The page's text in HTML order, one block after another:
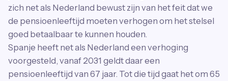
zich net als Nederland bewust zijn van het feit dat we
de pensioenleeftijd moeten verhogen om het stelsel
goed betaalbaar te kunnen houden.
Spanje heeft net als Nederland een verhoging
voorgesteld, vanaf 2031 geldt daar een
pensioenleeftijd van 67 jaar. Tot die tijd gaat het om 65